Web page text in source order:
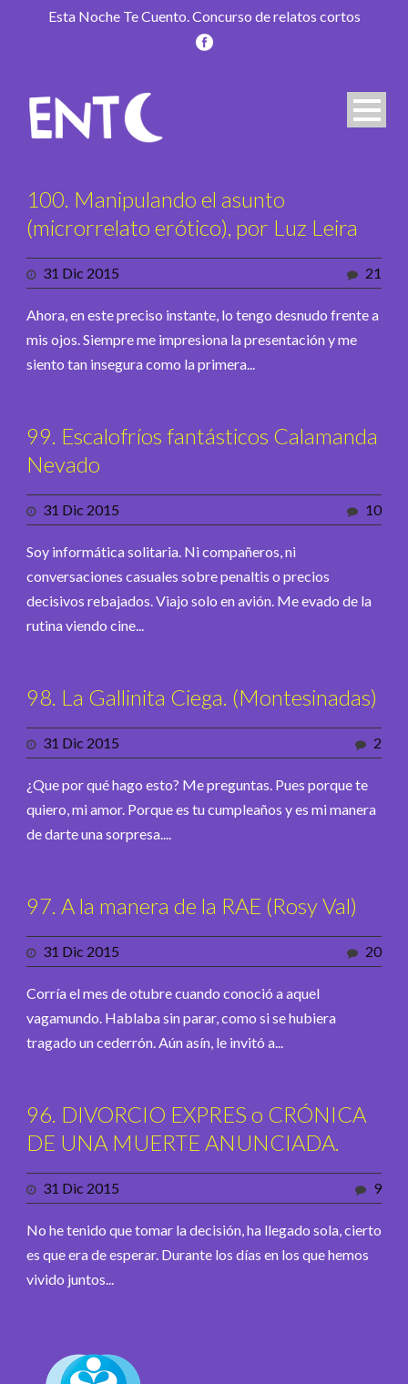
Esta Noche Te Cuento. Concurso de relatos cortos
100. Manipulando el asunto
(microrrelato erótico), por Luz Leira
31 Dic 2015 21
Ahora, en este preciso instante, lo tengo desnudo frente a
mis ojos. Siempre me impresiona la presentación y me
siento tan insegura como la primera...
99. Escalofríos fantásticos Calamanda
Nevado
31 Dic 2015 10
Soy informática solitaria. Ni compañeros, ni
conversaciones casuales sobre penaltis o precios
decisivos rebajados. Viajo solo en avión. Me evado de la
rutina viendo cine...
98. La Gallinita Ciega. (Montesinadas)
31 Dic 2015 2
¿Que por qué hago esto? Me preguntas. Pues porque te
quiero, mi amor. Porque es tu cumpleaños y es mi manera
de darte una sorpresa....
97. A la manera de la RAE (Rosy Val)
31 Dic 2015 20
Corría el mes de otubre cuando conoció a aquel
vagamundo. Hablaba sin parar, como si se hubiera
tragado un cederrón. Aún asín, le invitó a...
96. DIVORCIO EXPRES o CRÓNICA
DE UNA MUERTE ANUNCIADA.
31 Dic 2015 9
No he tenido que tomar la decisión, ha llegado sola, cierto
es que era de esperar. Durante los días en los que hemos
vivido juntos...